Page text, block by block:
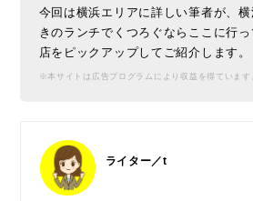
今回は横浜エリアに詳しい筆者が、
きのランチでくつろぐならここに行
店をピックアップしてご紹介します。
※本サイトは広告プログラムにより収益を得ています
ライター／t